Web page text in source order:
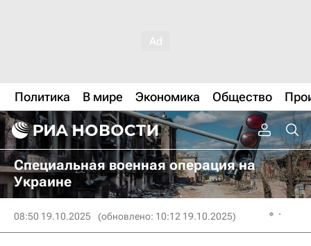
Политика В мире Экономика Общество
Специальная военная операция на
Украине
08:50 19.10.2025 (обновлено: 10:12 19.10.2025)